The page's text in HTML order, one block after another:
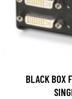
BLACK BOX